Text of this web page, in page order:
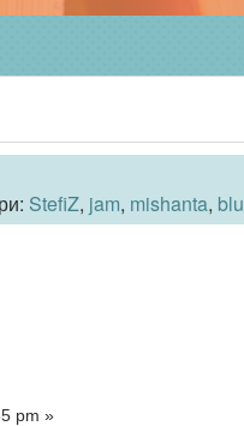
StefiZ, jam, mishanta,
pm »